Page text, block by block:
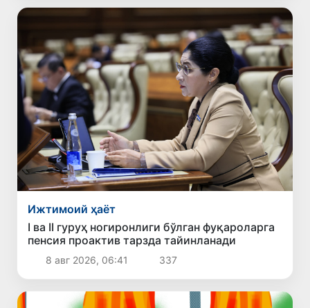
Ижтимоий ҳаёт
I ва II гуруҳ ногиронлиги бўлган фуқароларга
пенсия проактив тарзда тайинланади
8 авг 2026, 06:41 337